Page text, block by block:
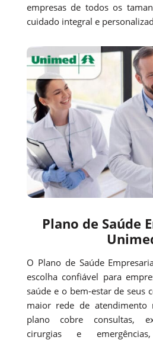
empresas de todos os
cuidado integral e
Plano de Saúde
O Plano de Saúde
escolha confiável para
saúde e o bem-estar de seus
maior rede de
plano cobre consultas,
cirurgias e